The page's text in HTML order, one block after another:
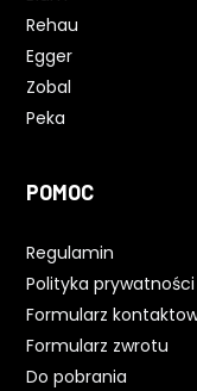
Rehau
Egger
Zobal
Peka
POMOC
Regulamin
Polityka prywatności
Formularz
Formularz zwrotu
Do pobrania